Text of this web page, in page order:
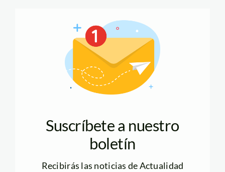
Suscríbete a nuestro
boletín
Recibirás las noticias de Actualidad